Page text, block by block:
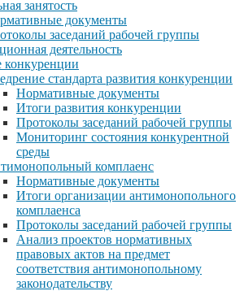
занятость
документы
заседаний рабочей группы
деятельность
конкуренции
стандарта развития конкуренции
Нормативные документы
Итоги развития конкуренции
Протоколы заседаний рабочей группы
Мониторинг состояния конкурентной
среды
комплаенс
Нормативные документы
Итоги организации антимонопольного
комплаенса
Протоколы заседаний рабочей группы
Анализ проектов нормативных
правовых актов на предмет
соответствия антимонопольному
законодательству